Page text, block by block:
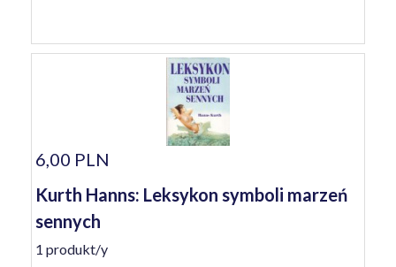
6,00 PLN
Kurth Hanns: Leksykon symboli marzeń
sennych
1 produkt/y